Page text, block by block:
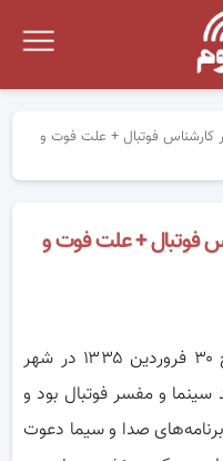
کارشناس فوتبال + علت فوت و
فوتبال + علت فوت و
: حمیدرضا صدر در تاریخ ۳۰ فروردین ۱۳۳۵ در شهر
سینما و مفسر فوتبال بود و
صدا و سیما دعوت